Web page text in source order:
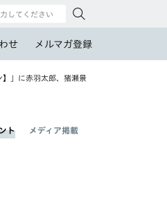
せ メルマガ登録
」に赤羽太郎、猪瀬景
ト メディア掲載